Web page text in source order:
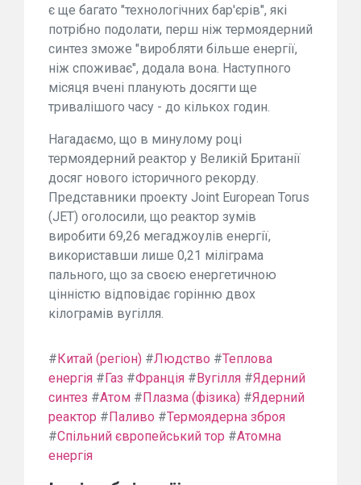
є ще багато "технологічних бар'єрів", які
потрібно подолати, перш ніж термоядерний
синтез зможе "виробляти більше енергії,
ніж споживає", додала вона. Наступного
місяця вчені планують досягти ще
тривалішого часу - до кількох годин.
Нагадаємо, що в минулому році
термоядерний реактор у Великій Британії
досяг нового історичного рекорду.
Представники проекту Joint European Torus
(JET) оголосили, що реактор зумів
виробити 69,26 мегаджоулів енергії,
використавши лише 0,21 міліграма
пального, що за своєю енергетичною
цінністю відповідає горінню двох
кілограмів вугілля.
# Китай (регіон) #Людство #Теплова
енергія # Газ #Франція # Вугілля #Ядерний
синтез #Атом # Плазма (фізика) #Ядерний
реактор # Паливо #Термоядерна зброя
#Спільний європейський тор #Атомна
енергія